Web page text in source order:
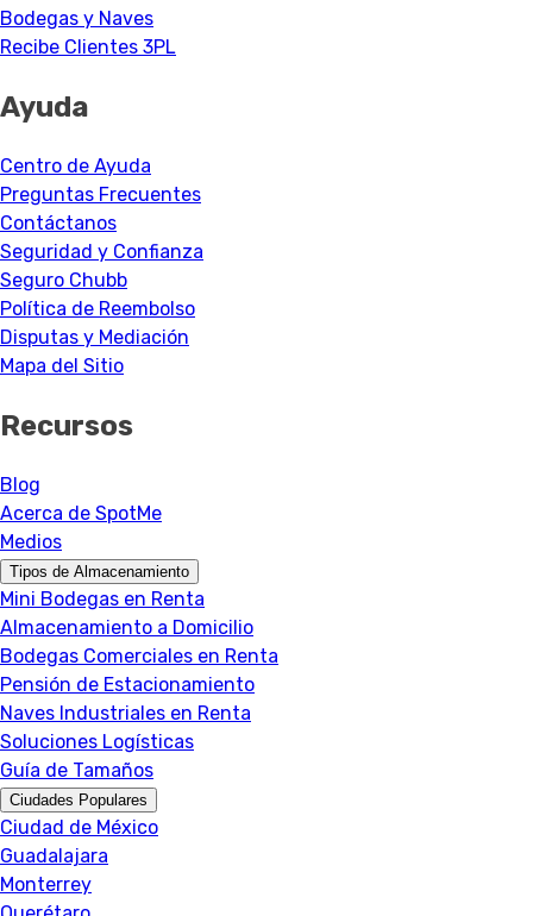
Bodegas y Naves
Recibe Clientes 3PL
Ayuda
Centro de Ayuda
Preguntas Frecuentes
Contáctanos
Seguridad y Confianza
Seguro Chubb
Política de Reembolso
Disputas y Mediación
Mapa del Sitio
Recursos
Blog
Acerca de SpotMe
Medios
Tipos de Almacenamiento
Mini Bodegas en Renta
Almacenamiento a Domicilio
Bodegas Comerciales en Renta
Pensión de Estacionamiento
Naves Industriales en Renta
Soluciones Logísticas
Guía de Tamaños
Ciudades Populares
Ciudad de México
Guadalajara
Monterrey